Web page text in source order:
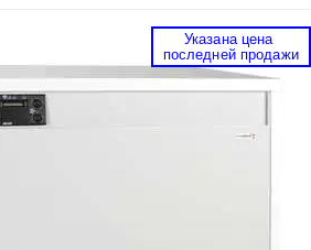
Указана цена
последней продажи